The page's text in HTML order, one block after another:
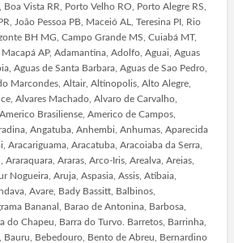
Vista RR, Porto Velho RO, Porto Alegre RS,
João Pessoa PB, Maceió AL, Teresina PI, Rio
BH MG, Campo Grande MS, Cuiabá MT,
AP, Adamantina, Adolfo, Aguai, Aguas
Aguas de Santa Barbara, Aguas de Sao Pedro,
Marcondes, Altair, Altinopolis, Alto Alegre,
Alvares Machado, Alvaro de Carvalho,
Brasiliense, Americo de Campos,
Angatuba, Anhembi, Anhumas, Aparecida
Aracariguama, Aracatuba, Aracoiaba da Serra,
Araras, Arco-Iris, Arealva, Areias,
Nogueira, Aruja, Aspasia, Assis, Atibaia,
Avare, Bady Bassitt, Balbinos,
Bananal, Barao de Antonina, Barbosa,
do Chapeu, Barra do Turvo. Barretos, Barrinha,
Bauru, Bebedouro, Bento de Abreu, Bernardino